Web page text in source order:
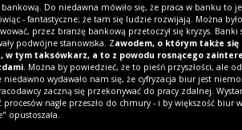
Do niedawna mówiło się, że praca w banku to
- fantastyczne; że tam się ludzie rozwijają. Można
przez branżę bankową przetoczył się kryzys. Banki
podwójne stanowiska. Zawodem, o którym także się
w tym taksówkarz, a to z powodu rosnącego
. Można by powiedzieć, że to pieśń przyszłości, ale
niedawno wydawało nam się, że cyfryzacja biur jest
zaczną się przekonywać do pracy zdalnej.
nagle przeszło do chmury - i by większość biur w
opustoszała.